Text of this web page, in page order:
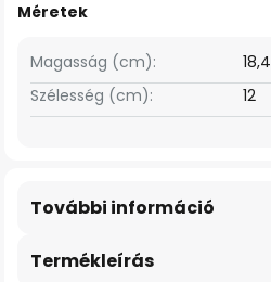
Méretek
Szélesség (cm): 12
Magasság (cm): 18,4
Termékleírás
További információ